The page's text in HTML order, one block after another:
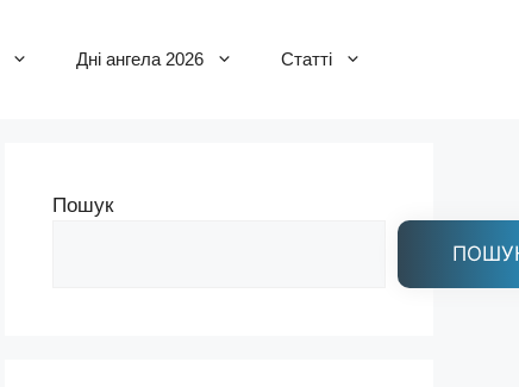
Дні ангела 2026 Статті
Пошук